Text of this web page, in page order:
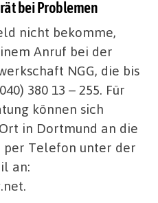
bei Problemen
nicht bekomme,
Anruf bei der
NGG, die bis
380 13 – 255. Für
können sich
in Dortmund an die
per Telefon unter der
an: